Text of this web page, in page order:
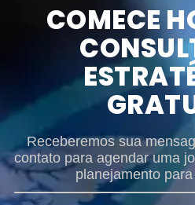
COMECE
Receberemos sua
contato para agendar uma
planejamento